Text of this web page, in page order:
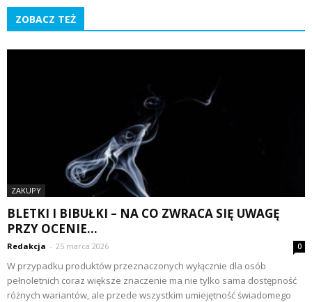
ZOBACZ TEŻ
ZAKUPY
BLETKI I BIBUŁKI – NA CO ZWRACA SIĘ UWAGĘ
PRZY OCENIE...
Redakcja - 25 marca 2026 0
W przypadku produktów przeznaczonych wyłącznie dla osób
pełnoletnich coraz większe znaczenie ma nie tylko sama dostępność
różnych wariantów, ale przede wszystkim umiejętność świadomego